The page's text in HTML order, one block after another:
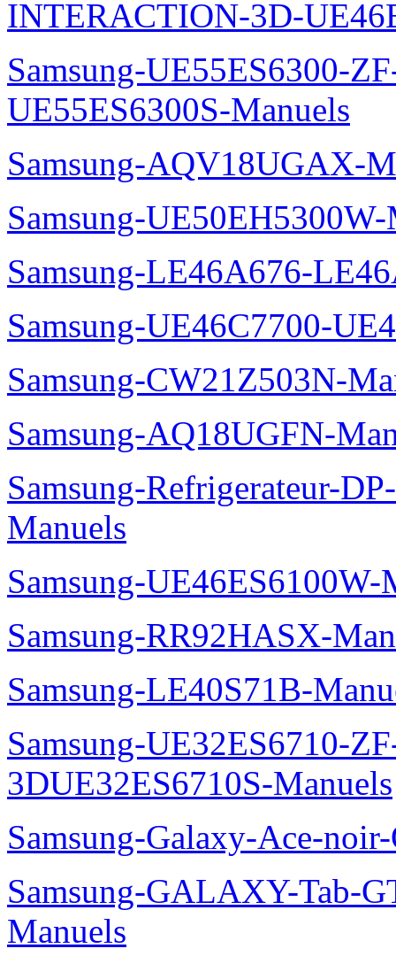
INTERACTION-3D-
Samsung-UE55ES6300-
UE55ES6300S-Manuels
Samsung-AQV18UGAX-
Samsung-UE50EH5300W-
Samsung-LE46A676-
Samsung-UE46C7700-
Samsung-CW21Z503N-
Samsung-AQ18UGFN-
Samsung-Refrigerateur-
Manuels
Samsung-UE46ES6100W-
Samsung-RR92HASX-
Samsung-LE40S71B-
Samsung-UE32ES6710-
3DUE32ES6710S-Manuels
Samsung-Galaxy-Ace-
Samsung-GALAXY-Tab-
Manuels